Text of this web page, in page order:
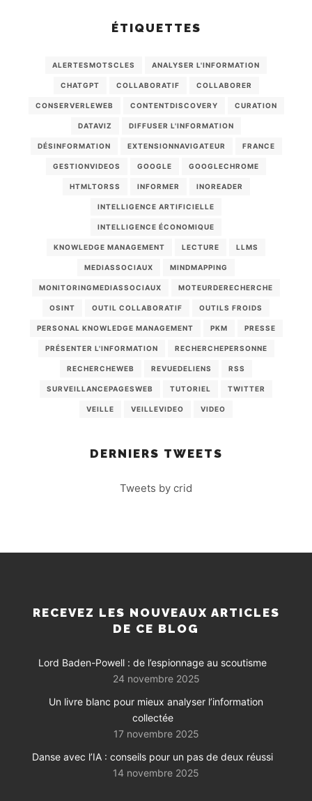
ÉTIQUETTES
ALERTESMOTSCLES ANALYSER L'INFORMATION
CHATGPT COLLABORATIF COLLABORER
CONSERVERLEWEB CONTENTDISCOVERY CURATION
DATAVIZ DIFFUSER L'INFORMATION
DÉSINFORMATION EXTENSIONNAVIGATEUR FRANCE
GESTIONVIDEOS GOOGLE GOOGLECHROME
HTMLTORSS INFORMER INOREADER
INTELLIGENCE ARTIFICIELLE
INTELLIGENCE ÉCONOMIQUE
KNOWLEDGE MANAGEMENT LECTURE LLMS
MEDIASSOCIAUX MINDMAPPING
MONITORINGMEDIASSOCIAUX MOTEURDERECHERCHE
OSINT OUTIL COLLABORATIF OUTILS FROIDS
PERSONAL KNOWLEDGE MANAGEMENT PKM PRESSE
PRÉSENTER L'INFORMATION RECHERCHEPERSONNE
RECHERCHEWEB REVUEDELIENS RSS
SURVEILLANCEPAGESWEB TUTORIEL TWITTER
VEILLE VEILLEVIDEO VIDEO
DERNIERS TWEETS
Tweets by crid
RECEVEZ LES NOUVEAUX ARTICLES
DE CE BLOG
Lord Baden-Powell : de l’espionnage au scoutisme
24 novembre 2025
Un livre blanc pour mieux analyser l’information
collectée
17 novembre 2025
Danse avec l’IA : conseils pour un pas de deux réussi
14 novembre 2025